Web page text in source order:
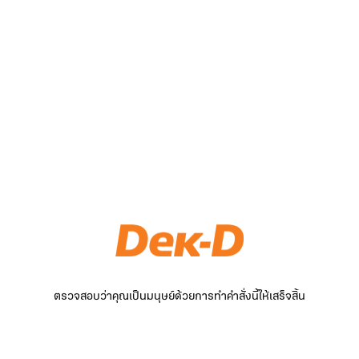
ตรวจสอบว่าคุณเป็นมนุษย์ด้วยการทำคำสั่งนี้ให้เสร็จสิ้น